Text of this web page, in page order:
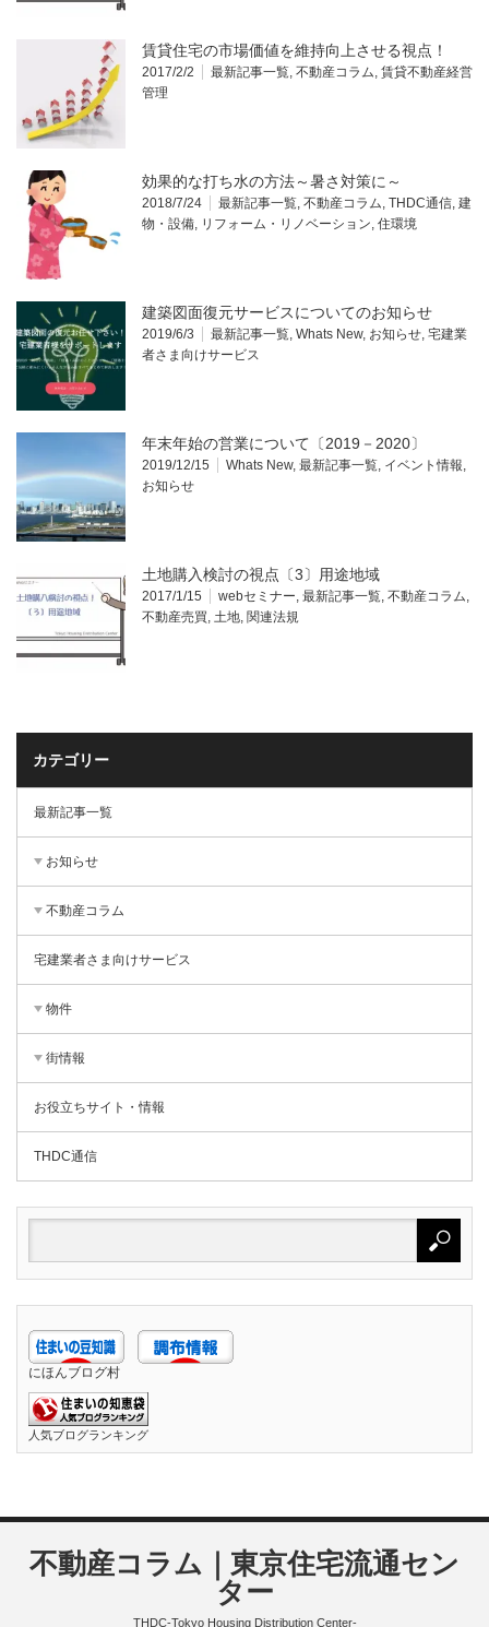
賃貸住宅の市場価値を維持向上させる視点！
2017/2/2 最新記事一覧, 不動産コラム, 賃貸不動産経営
管理
効果的な打ち水の方法～暑さ対策に～
2018/7/24 最新記事一覧, 不動産コラム, THDC通信, 建
物・設備, リフォーム・リノベーション, 住環境
建築図面復元サービスについてのお知らせ
2019/6/3 最新記事一覧, Whats New, お知らせ, 宅建業
者さま向けサービス
年末年始の営業について〔2019－2020〕
2019/12/15 Whats New, 最新記事一覧, イベント情報,
お知らせ
土地購入検討の視点〔3〕用途地域
2017/1/15 webセミナー, 最新記事一覧, 不動産コラム,
不動産売買, 土地, 関連法規
カテゴリー
最新記事一覧
お知らせ
不動産コラム
宅建業者さま向けサービス
物件
街情報
お役立ちサイト・情報
THDC通信
にほんブログ村
人気ブログランキング
不動産コラム｜東京住宅流通セン
ター
THDC-Tokyo Housing Distribution Center-